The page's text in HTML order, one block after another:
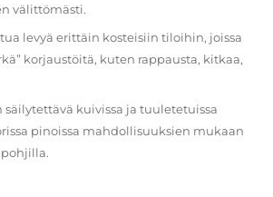
välittömästi.
levyä erittäin kosteisiin tiloihin, joissa
korjaustöitä, kuten rappausta, kitkaa,
kuivissa ja tuuletetuissa
pinoissa mahdollisuuksien mukaan